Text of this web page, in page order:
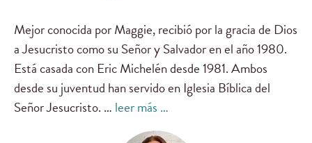
Mejor conocida por Maggie, recibió por la gracia de Dios
a Jesucristo como su Señor y Salvador en el año 1980.
Está casada con Eric Michelén desde 1981. Ambos
desde su juventud han servido en Iglesia Bíblica del
Señor Jesucristo. … leer más …